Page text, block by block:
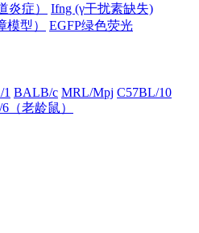
炎症）
Ifng (γ干扰素缺失)
模型）
EGFP绿色荧光
1 BALB/c MRL/Mpj C57BL/10
（老龄鼠）